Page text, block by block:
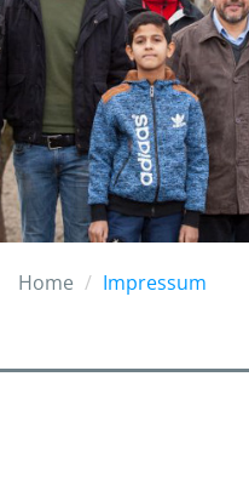
Home Impressum